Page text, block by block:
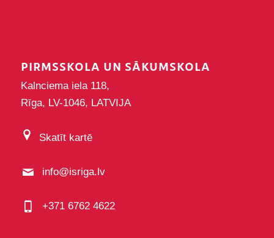
PIRMSSKOLA UN SĀKUMSKOLA
Kalnciema iela 118,
Rīga, LV-1046, LATVIJA
Skatīt kartē
info@isriga.lv
+371 6762 4622